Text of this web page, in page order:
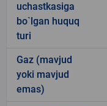
uchastkasiga
bo`lgan huquq
turi
Gaz (mavjud
yoki mavjud
emas)